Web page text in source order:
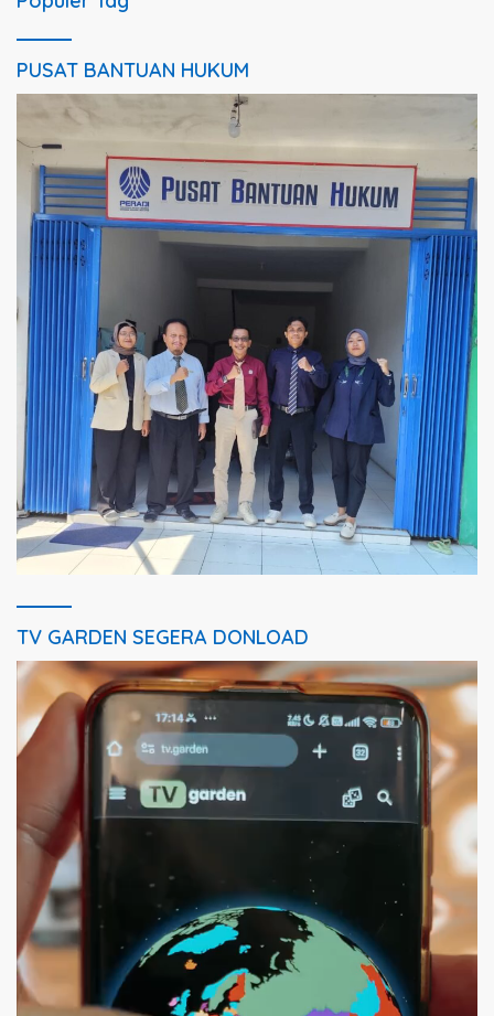
PUSAT BANTUAN HUKUM
TV GARDEN SEGERA DONLOAD
Pemutar
Video